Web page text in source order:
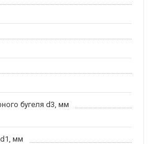
бугеля d3, мм
мм